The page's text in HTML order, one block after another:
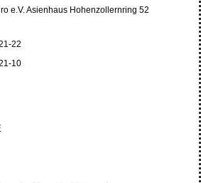
e.V. Asienhaus Hohenzollernring 52
22
10